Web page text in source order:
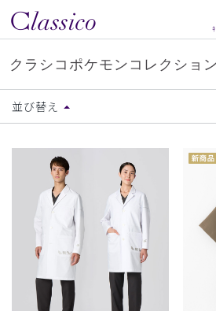
クラシコポケモンコレクション
並び替え